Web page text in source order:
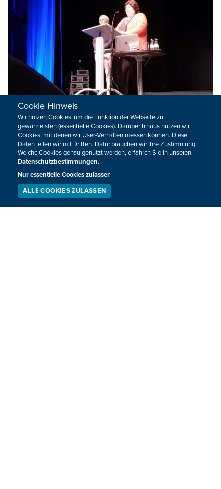
Maggie De Block im St. Vither Triangel
Gesundheitsministerin Maggie De Block steht derzeit oft in
der Kritik. Am Montagabend war sie im St. Vither Triangel
zu Gast - auf Einladung ihrer ostbelgischen Parteikollegen
der PFF. Zum Abschluss der Veranstaltungsreihe "Liberale
Woche" stand die Ministerin den Bürgern Rede und
Cookie Hinweis
Wir nutzen Cookies, um die Funktion der Webseite zu
gewährleisten (essentielle Cookies). Darüber hinaus nutzen wir
Cookies, mit denen wir User-Verhalten messen können. Diese
Daten teilen wir mit Dritten. Dafür brauchen wir Ihre Zustimmung.
Welche Cookies genau genutzt werden, erfahren Sie in unseren
Datenschutzbestimmungen.
Nur essentielle Cookies zulassen
ALLE COOKIES ZULASSEN
LIVESTREAM